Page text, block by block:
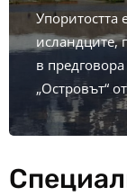
Упоритостта
исландците,
в
„Островът“